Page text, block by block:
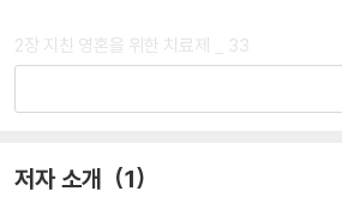
2장 지친 영혼을 위한 치료제 _ 33
피곤함에 지친 현대인
3장 낙심한 영혼을 위한 치료제 _ 55
저자 소개 1